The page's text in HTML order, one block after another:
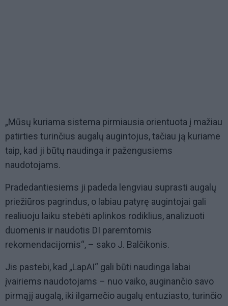
„Mūsų kuriama sistema pirmiausia orientuota į mažiau
patirties turinčius augalų augintojus, tačiau ją kuriame
taip, kad ji būtų naudinga ir pažengusiems
naudotojams.
Pradedantiesiems ji padeda lengviau suprasti augalų
priežiūros pagrindus, o labiau patyrę augintojai gali
realiuoju laiku stebėti aplinkos rodiklius, analizuoti
duomenis ir naudotis DI paremtomis
rekomendacijomis“, – sako J. Balčikonis.
Jis pastebi, kad „LapAI“ gali būti naudinga labai
įvairiems naudotojams – nuo vaiko, auginančio savo
pirmąjį augalą, iki ilgamečio augalų entuziasto, turinčio